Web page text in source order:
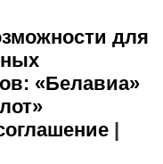
для
«Белавиа»